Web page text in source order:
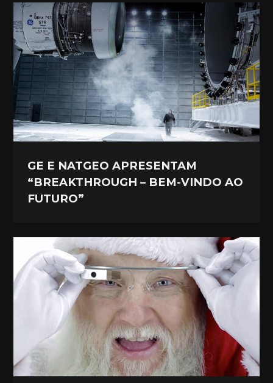
GE E NATGEO APRESENTAM
“BREAKTHROUGH – BEM-VINDO AO
FUTURO”